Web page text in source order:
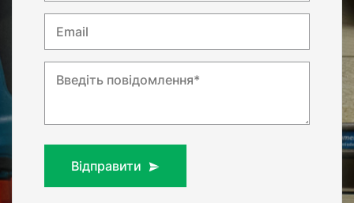
Email
Введіть повідомлення*
Відправити